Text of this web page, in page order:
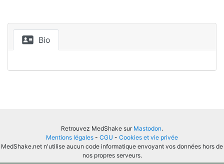
Bio
Retrouvez MedShake sur Mastodon.
Mentions légales - CGU - Cookies et vie privée
MedShake.net n'utilise aucun code informatique envoyant vos données hors de
nos propres serveurs.